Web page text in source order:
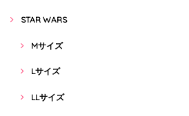
STAR WARS
Mサイズ
Lサイズ
LLサイズ